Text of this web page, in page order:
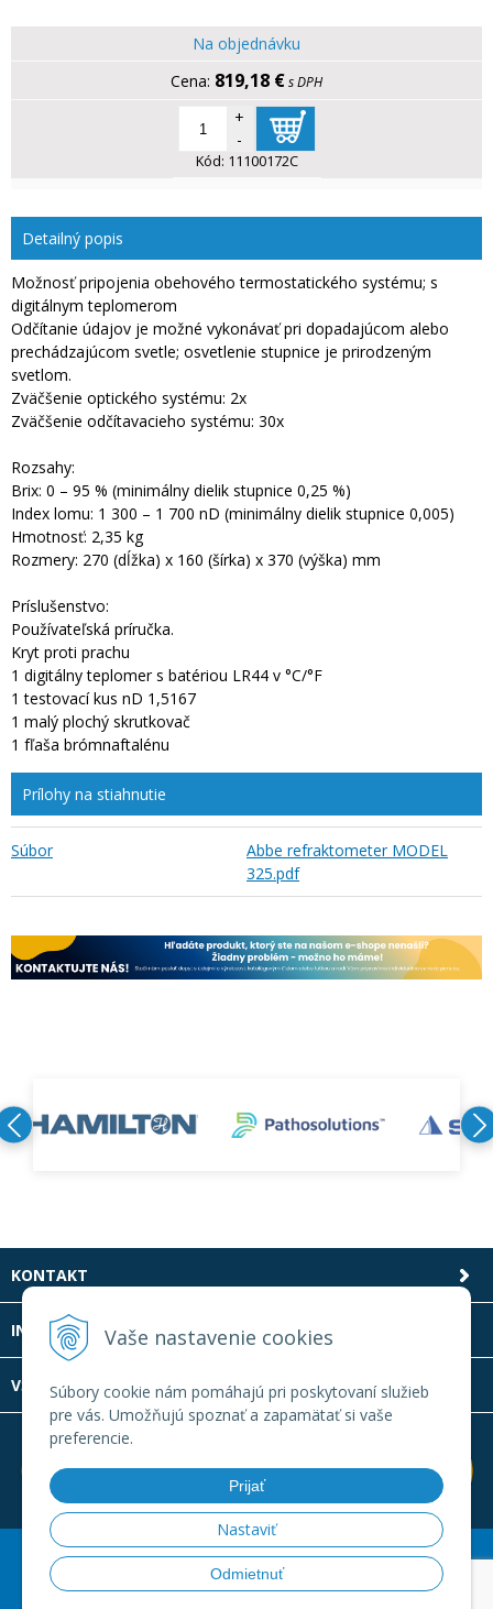
Vaše nastavenie cookies
Súbory cookie nám pomáhajú pri poskytovaní služieb
pre vás. Umožňujú spoznať a zapamätať si vaše
preferencie.
Prijať
Nastaviť
Odmietnuť
Na objednávku
819,18 €s DPH
+
-
Kód: 11100172C
Detailný popis
Možnosť pripojenia obehového termostatického systému; s
digitálnym teplomerom
Odčítanie údajov je možné vykonávať pri dopadajúcom alebo
prechádzajúcom svetle; osvetlenie stupnice je prirodzeným
svetlom.
Zväčšenie optického systému: 2x
Zväčšenie odčítavacieho systému: 30x
Rozsahy:
Brix: 0 – 95 % (minimálny dielik stupnice 0,25 %)
Index lomu: 1 300 – 1 700 nD (minimálny dielik stupnice 0,005)
Hmotnosť: 2,35 kg
Rozmery: 270 (dĺžka) x 160 (šírka) x 370 (výška) mm
Príslušenstvo:
Používateľská príručka.
Kryt proti prachu
1 digitálny teplomer s batériou LR44 v °C/°F
1 testovací kus nD 1,5167
1 malý plochý skrutkovač
1 fľaša brómnaftalénu
Prílohy na stiahnutie
Súbor
Abbe refraktometer MODEL
325.pdf
KONTAKT
INFOLINKA
VŠETKO O NÁKUPE
© 2026 Laboratornatechnika.sk •Created
e-shop Pohoda
connectorbyNextCom s.r.o.